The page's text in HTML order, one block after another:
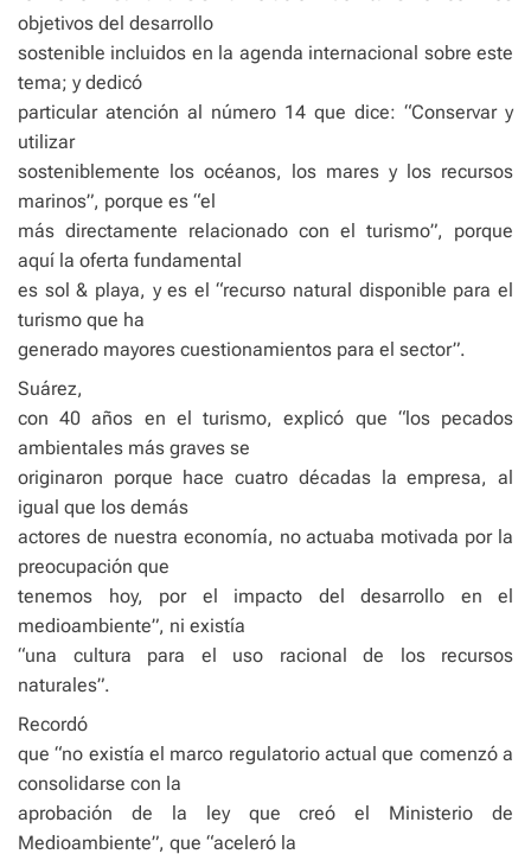
objetivos del desarrollo
sostenible incluidos en la agenda internacional sobre este
tema; y dedicó
particular atención al número 14 que dice: “Conservar y
utilizar
sosteniblemente los océanos, los mares y los recursos
marinos”, porque es “el
más directamente relacionado con el turismo”, porque
aquí la oferta fundamental
es sol & playa, y es el “recurso natural disponible para el
turismo que ha
generado mayores cuestionamientos para el sector”.
Suárez,
con 40 años en el turismo, explicó que “los pecados
ambientales más graves se
originaron porque hace cuatro décadas la empresa, al
igual que los demás
actores de nuestra economía, no actuaba motivada por la
preocupación que
tenemos hoy, por el impacto del desarrollo en el
medioambiente”, ni existía
“una cultura para el uso racional de los recursos
naturales”.
Recordó
que “no existía el marco regulatorio actual que comenzó a
consolidarse con la
aprobación de la ley que creó el Ministerio de
Medioambiente”, que “aceleró la